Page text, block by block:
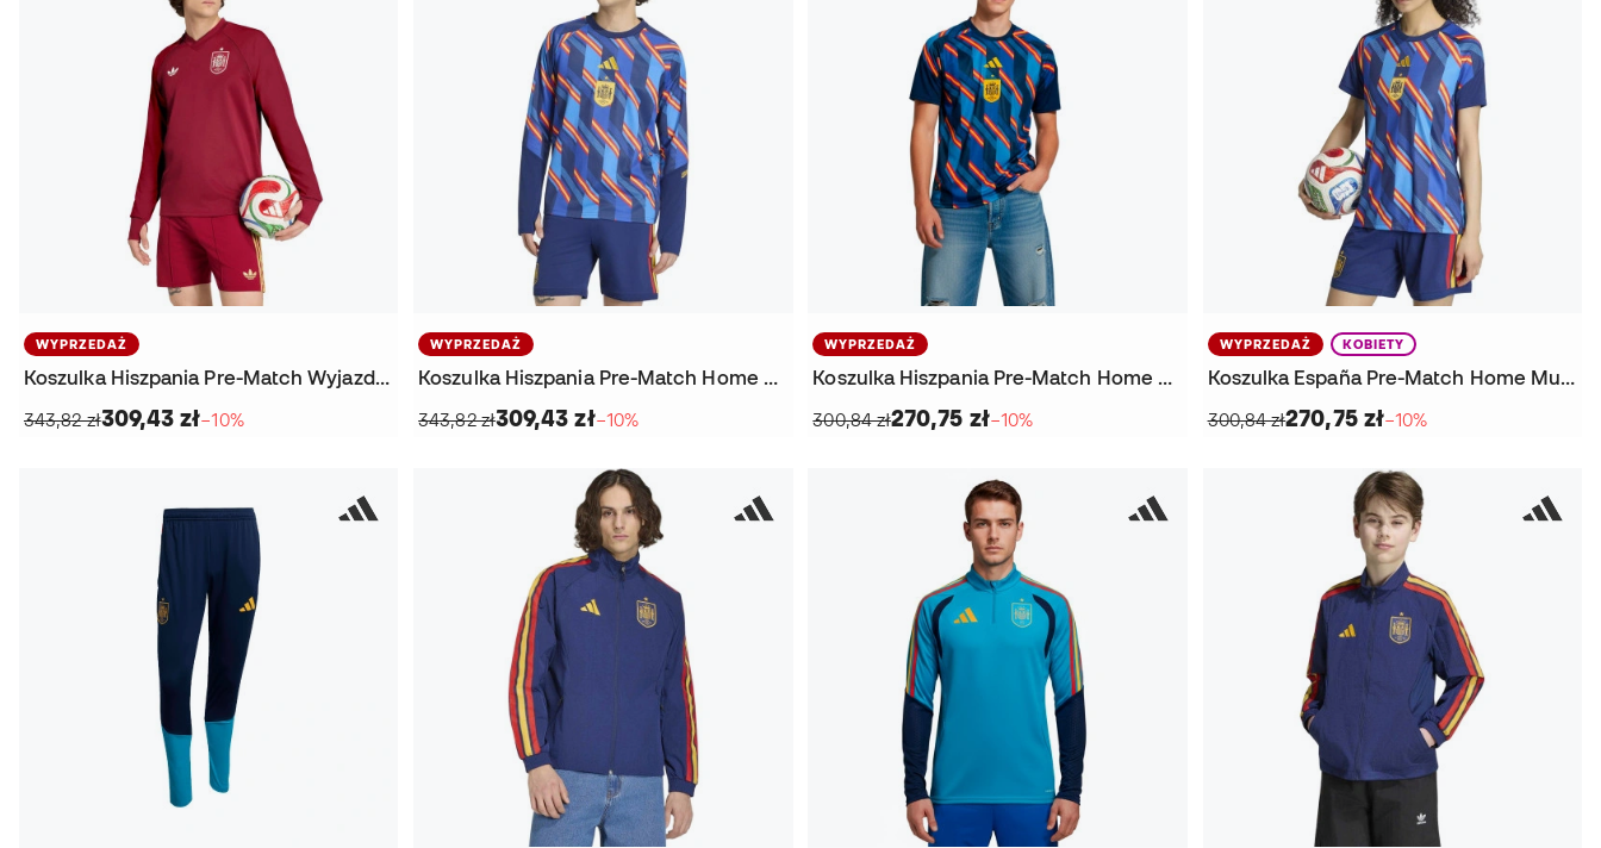
WYPRZEDAŻ
Koszulka Hiszpania Pre-Match Wyjazdowy Długi Rękaw Mundial 2026
343,82 zł309,43 zł−10%
WYPRZEDAŻ
Koszulka Hiszpania Pre-Match Home M/L Mistrzostwa Świata 2026
343,82 zł309,43 zł−10%
WYPRZEDAŻ
Koszulka Hiszpania Pre-Match Home Mistrzostwa Świata 2026
300,84 zł270,75 zł−10%
WYPRZEDAŻ KOBIETY
Koszulka España Pre-Match Home Mundial 2026 Mujer
300,84 zł270,75 zł−10%